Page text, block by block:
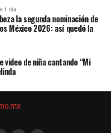
1 día
la segunda nominación de
México 2026: así quedó la
video de niña cantando “Mi